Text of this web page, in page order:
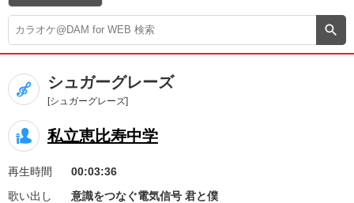
DAM★とも録音
カラオケ＠DAM
ユーザー検索
キャンペーン
お知らせ よくあるご質問
シュガーグレーズ
[シュガーグレーズ]
私立恵比寿中学
再生時間
00:03:36
歌い出し
意識をつなぐ電気信号 君と僕